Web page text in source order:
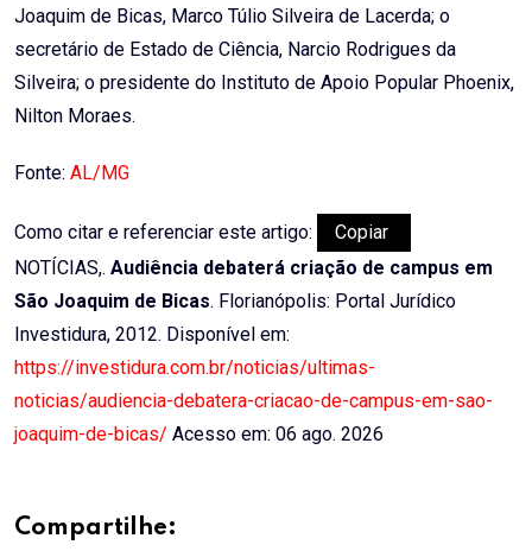
Joaquim de Bicas, Marco Túlio Silveira de Lacerda; o
secretário de Estado de Ciência, Narcio Rodrigues da
Silveira; o presidente do Instituto de Apoio Popular Phoenix,
Nilton Moraes.
Fonte: AL/MG
Como citar e referenciar este artigo:
Copiar
NOTÍCIAS,. Audiência debaterá criação de campus em
São Joaquim de Bicas. Florianópolis: Portal Jurídico
Investidura, 2012. Disponível em:
https://investidura.com.br/noticias/ultimas-
noticias/audiencia-debatera-criacao-de-campus-em-sao-
joaquim-de-bicas/ Acesso em: 06 ago. 2026
Compartilhe: